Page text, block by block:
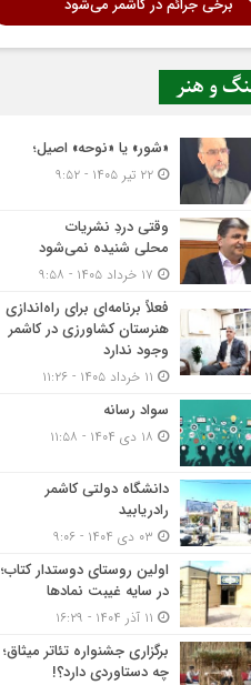
و هنر
«شور» یا «نوحه» اصیل؛
وقتی دردِ نشریات
محلی شنیده نمی‌شود
فعلاً برنامه‌ای برای راه‌اندازی
هنرستان کشاورزی در کاشمر
وجود ندارد
سواد رسانه
دانشگاه دولتی کاشمر‌
رادریابید
اولین روستای دوستدار کتاب؛
در سایه غیبت نمادها
برگزاری جشنواره تئاتر میثاق؛
چه دستاوردی دارد؟!